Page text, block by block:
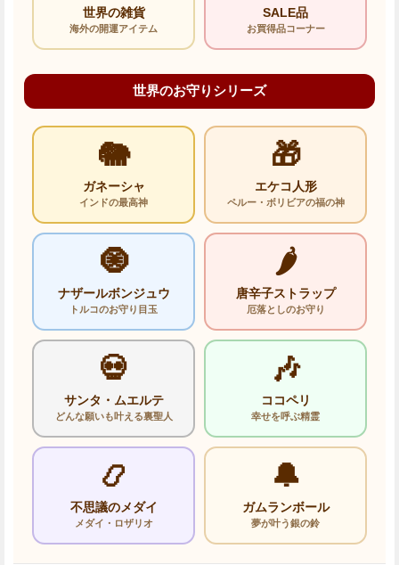
世界の雑貨
海外の開運アイテム
SALE品
お買得品コーナー
世界のお守りシリーズ
🐘
ガネーシャ
インドの最高神
🎁
エケコ人形
ペルー・ボリビアの福の神
🧿
ナザールボンジュウ
トルコのお守り目玉
🌶️
唐辛子ストラップ
厄落としのお守り
💀
サンタ・ムエルテ
どんな願いも叶える裏聖人
🎶
ココペリ
幸せを呼ぶ精霊
📿
不思議のメダイ
メダイ・ロザリオ
🔔
ガムランボール
夢が叶う銀の鈴